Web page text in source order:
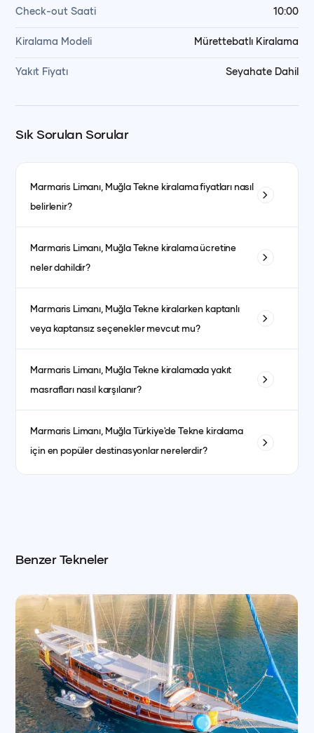
Check-out Saati 10:00
Kiralama Modeli Mürettebatlı Kiralama
Yakıt Fiyatı Seyahate Dahil
Sık Sorulan Sorular
Marmaris Limanı, MuğlaTekne kiralama fiyatları nasıl
belirlenir?
ve bulunduğu bölgeye göre değişiklik gösterir. Ayrıca sezon
dönemleri de fiyatları etkiler. Yüksek sezonda fiyatlar daha
yüksek olurken, düşük sezonda daha avantajlı fiyatlarla
kiralama yapmak mümkündür.
Marmaris Limanı, MuğlaTekne kiralama ücretine
neler dahildir?
garson, yakıt, son temizlik ve limandan alma-bırakma
hizmetleri dahildir. Kumanya (yiyecek, içecek ve
atıştırmalıklar) ise fiyata dahil olmayıp misafirlerin tercihine
göre ayrıca planlanır.
Marmaris Limanı, MuğlaTekne kiralarken kaptanlı
veya kaptansız seçenekler mevcut mu?
bulunmaktadır. Kaptansız kiralama için yeterli denizcilik
tecrübesine sahip olmanız gerekmektedir.
Marmaris Limanı, MuğlaTekne kiralamada yakıt
masrafları nasıl karşılanır?
teknelerde fiyat ayrı olabilmektedir. her teknenin ilan detay
kısmında görebilirsiniz.
Marmaris Limanı, MuğlaTürkiye'de Tekne kiralama
için en popüler destinasyonlar nerelerdir?
Benzer Tekneler